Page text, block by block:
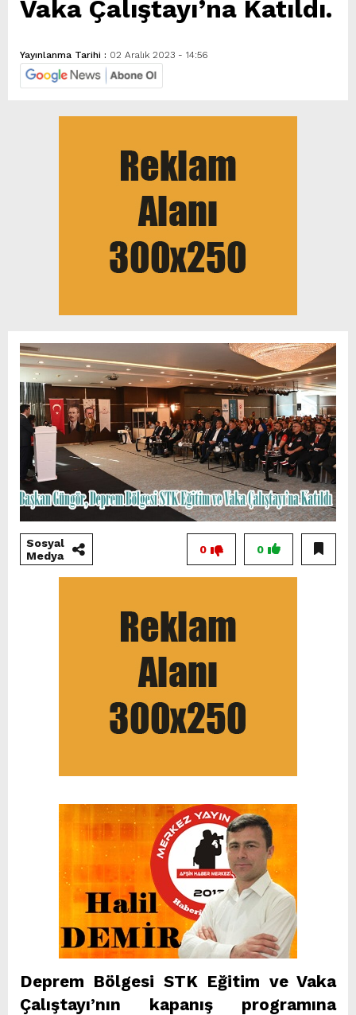
Vaka Çalıştayı’na Katıldı.
Yayınlanma Tarihi : 02 Aralık 2023 - 14:56
Sosyal
Medya
0
0
Deprem Bölgesi STK Eğitim ve Vaka
Çalıştayı’nın kapanış programına